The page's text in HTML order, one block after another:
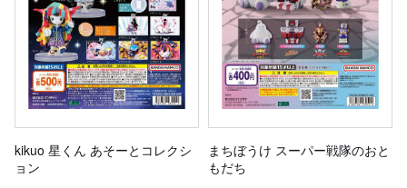
kikuo 星くん あそーとコレクシ
ョン
まちぼうけ スーパー戦隊のおと
もだち